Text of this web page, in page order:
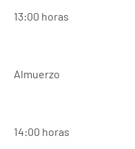
13:00 horas
Almuerzo
14:00 horas